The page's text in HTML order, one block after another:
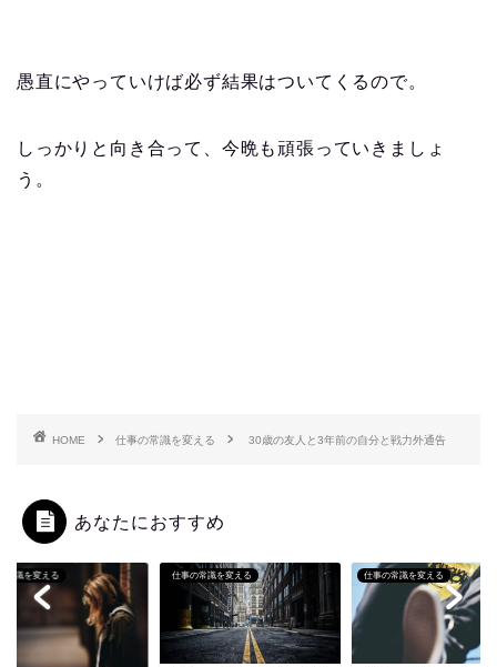
愚直にやっていけば必ず結果はついてくるので。
しっかりと向き合って、今晩も頑張っていきましょ
う。
HOME 仕事の常識を変える 30歳の友人と3年前の自分と戦力外通告
あなたにおすすめ
常識を変える 仕事の常識を変える 仕事の常識を変える